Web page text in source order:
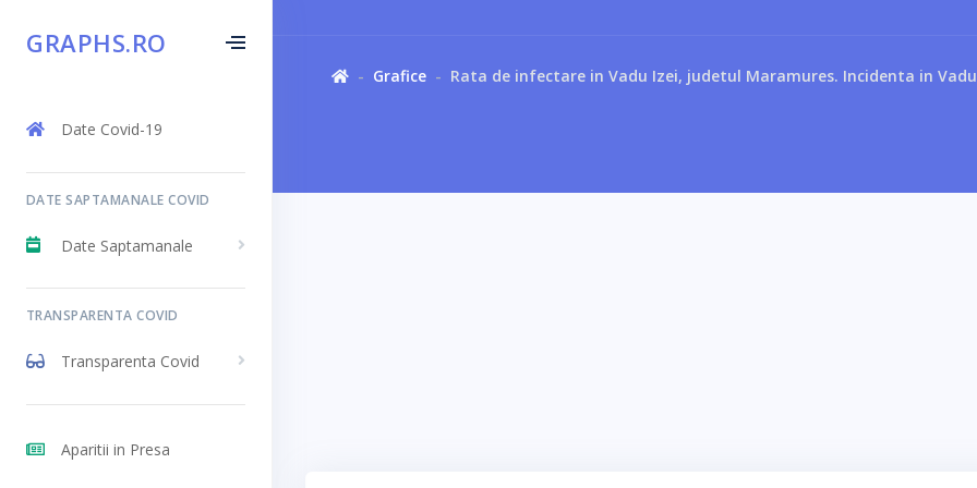
GRAPHS.RO
Date Covid-19
DATE SAPTAMANALE COVID
Date Saptamanale
TRANSPARENTA COVID
Transparenta Covid
Aparitii in Presa
Grafice Rata de infectare in Vadu Izei, judetul Maramures. Incidenta in